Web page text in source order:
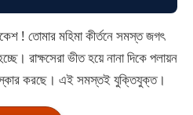
! তোমার মহিমা কীর্তনে সমস্ত জগৎ
রাক্ষসেরা ভীত হয়ে নানা দিকে পলায়ন
করছে। এই সমস্তই যুক্তিযুক্ত।